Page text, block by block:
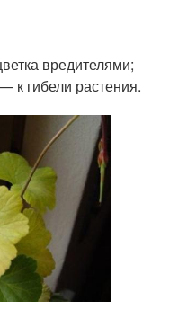
вредителями;
к гибели растения.